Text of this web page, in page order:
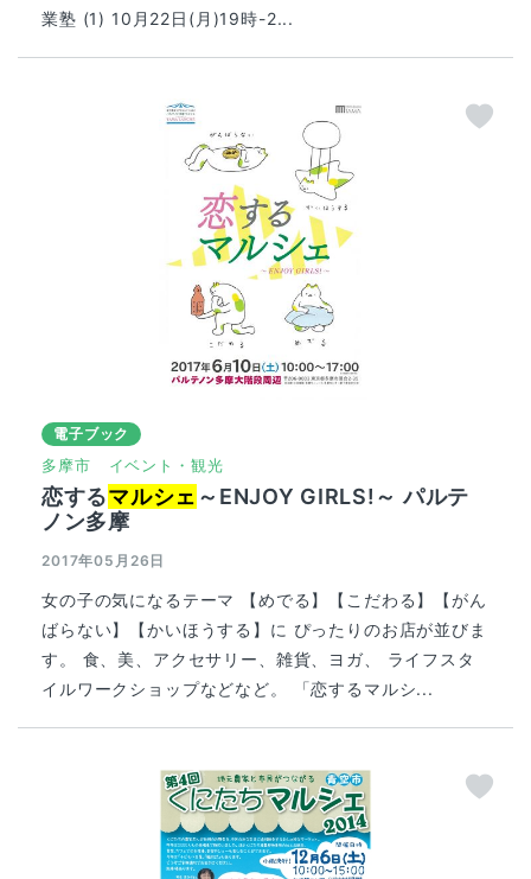
業塾 (1) 10月22日(月)19時-2...
電子ブック
多摩市 イベント・観光
恋するマルシェ ～ENJOY GIRLS!～ パルテ
ノン多摩
2017年05月26日
女の子の気になるテーマ 【めでる】【こだわる】【がん
ばらない】【かいほうする】に ぴったりのお店が並びま
す。 食、美、アクセサリー、雑貨、ヨガ、 ライフスタ
イルワークショップなどなど。 「恋するマルシ...